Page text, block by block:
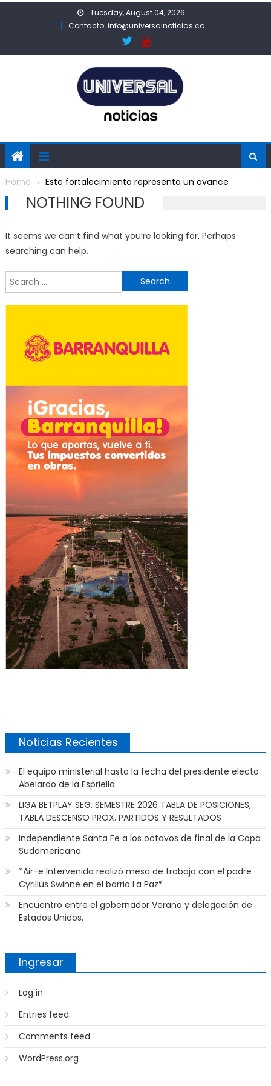
Tuesday, August 04, 2026
Contacto: info@universalnoticias.co
Home Este fortalecimiento representa un avance
NOTHING FOUND
It seems we can’t find what you’re looking for. Perhaps
searching can help.
for:
Noticias Recientes
El equipo ministerial hasta la fecha del presidente electo
Abelardo de la Espriella.
LIGA BETPLAY SEG. SEMESTRE 2026 TABLA DE POSICIONES,
TABLA DESCENSO PROX. PARTIDOS Y RESULTADOS
Independiente Santa Fe a los octavos de final de la Copa
Sudamericana.
*Air-e Intervenida realizó mesa de trabajo con el padre
Cyrillus Swinne en el barrio La Paz*
Encuentro entre el gobernador Verano y delegación de
Estados Unidos.
Ingresar
Log in
Entries feed
Comments feed
WordPress.org